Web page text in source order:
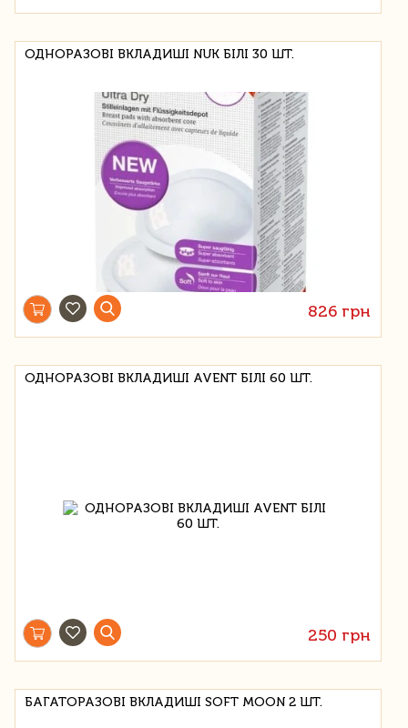
ОДНОРАЗОВІ ВКЛАДИШІ NUK БІЛІ 30 ШТ.
826 грн
ОДНОРАЗОВІ ВКЛАДИШІ AVENT БІЛІ 60 ШТ.
250 грн
БАГАТОРАЗОВІ ВКЛАДИШІ SOFT MOON 2 ШТ.